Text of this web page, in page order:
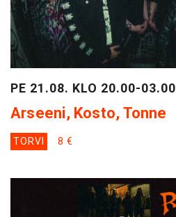
PE 21.08. KLO 20.00-03.00
Arseeni, Kosto, Tonne
TORVI 8 €